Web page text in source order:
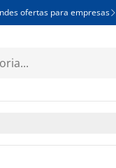
ofertas para empresas 